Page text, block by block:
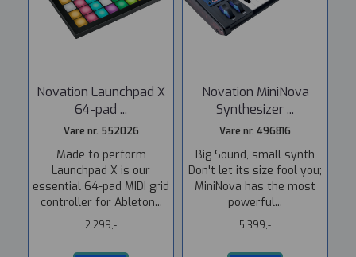
Novation Launchpad X
64-pad ...
Vare nr. 552026
Made to perform
Launchpad X is our
essential 64-pad MIDI grid
controller for Ableton...
2.299,-
Novation MiniNova
Synthesizer ...
Vare nr. 496816
Big Sound, small synth
Don't let its size fool you;
MiniNova has the most
powerful...
5.399,-